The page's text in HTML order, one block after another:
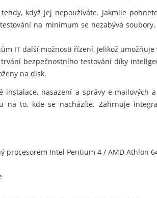
když jej nepoužíváte. Jakmile
na minimum se nezabývá
IT další možnosti řízení, jelikož
bezpečnostního testování díky
na disk.
instalace, nasazení a správy e-mailových
na to, kde se nacházíte. Zahrnuje
procesorem Intel Pentium 4 / AMD Athlon